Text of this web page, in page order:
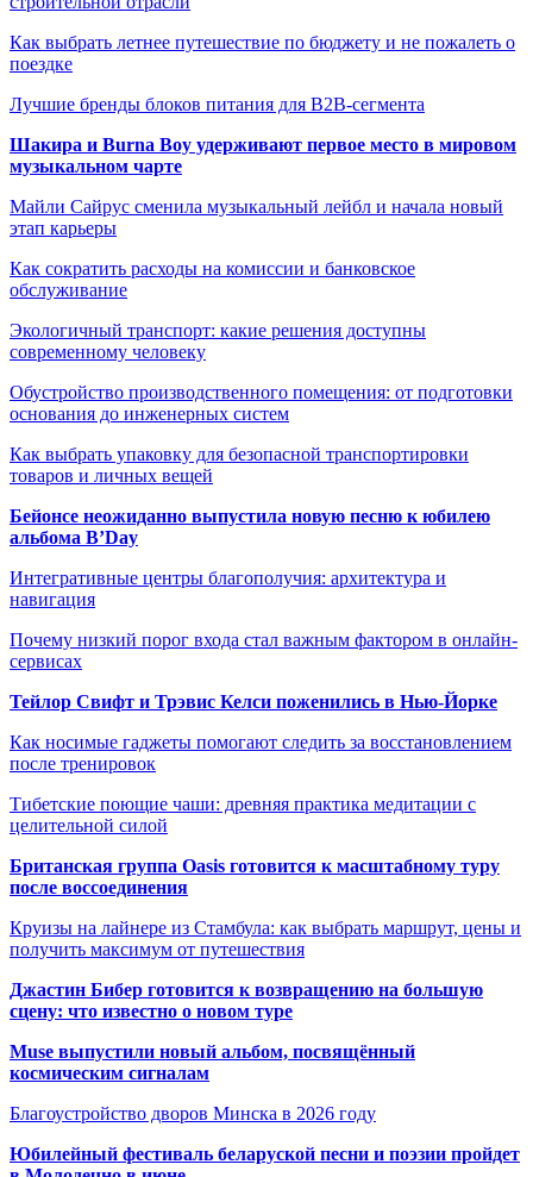
Как выбрать летнее путешествие по бюджету и не пожалеть о
поездке
Лучшие бренды блоков питания для B2B-сегмента
Шакира и Burna Boy удерживают первое место в мировом
музыкальном чарте
Майли Сайрус сменила музыкальный лейбл и начала новый
этап карьеры
Как сократить расходы на комиссии и банковское
обслуживание
Экологичный транспорт: какие решения доступны
современному человеку
Обустройство производственного помещения: от подготовки
основания до инженерных систем
Как выбрать упаковку для безопасной транспортировки
товаров и личных вещей
Бейонсе неожиданно выпустила новую песню к юбилею
альбома B’Day
Интегративные центры благополучия: архитектура и
навигация
Почему низкий порог входа стал важным фактором в онлайн-
сервисах
Тейлор Свифт и Трэвис Келси поженились в Нью-Йорке
Как носимые гаджеты помогают следить за восстановлением
после тренировок
Тибетские поющие чаши: древняя практика медитации с
целительной силой
Британская группа Oasis готовится к масштабному туру
после воссоединения
Круизы на лайнере из Стамбула: как выбрать маршрут, цены и
получить максимум от путешествия
Джастин Бибер готовится к возвращению на большую
сцену: что известно о новом туре
Muse выпустили новый альбом, посвящённый
космическим сигналам
Благоустройство дворов Минска в 2026 году
Юбилейный фестиваль беларуской песни и поэзии пройдет